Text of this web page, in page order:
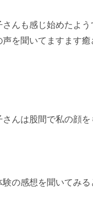
さんも感じ始めたよ
声を聞いてますます
さんは股間で私の顔
の感想を聞いてみる